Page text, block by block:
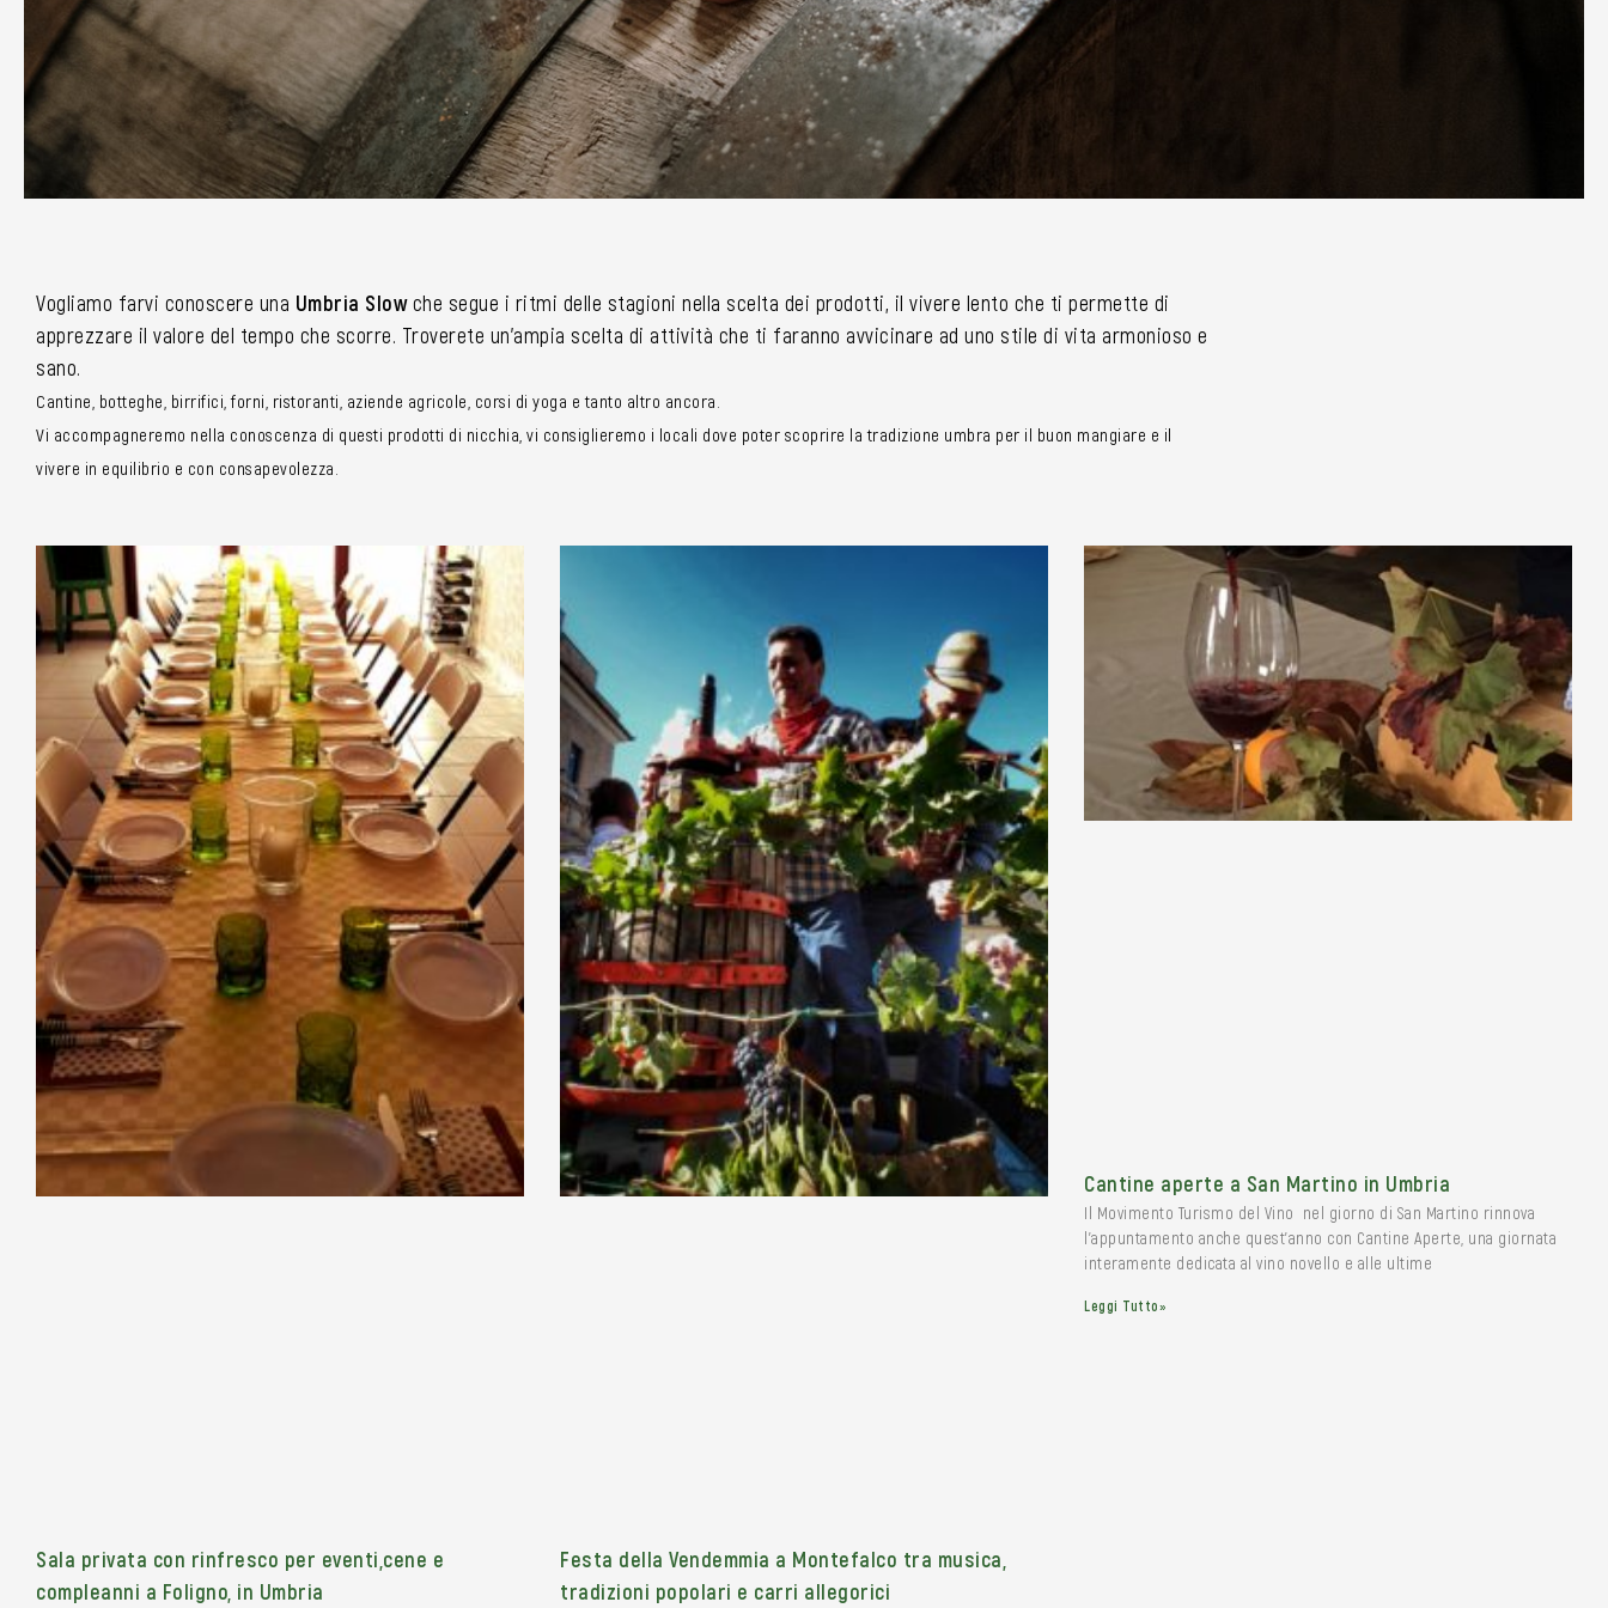
Vogliamo farvi conoscere una Umbria Slowche segue i ritmi delle stagioni nella scelta dei prodotti, il vivere lento che ti permette di
apprezzare il valore del tempo che scorre. Troverete un’ampia scelta di attività che ti faranno avvicinare ad uno stile di vita armonioso e
sano.
Cantine, botteghe, birrifici, forni, ristoranti, aziende agricole, corsi di yoga e tanto altro ancora.
Vi accompagneremo nella conoscenza di questi prodotti di nicchia, vi consiglieremo i locali dove poter scoprire la tradizione umbra per il buon mangiare e il
vivere in equilibrio e con consapevolezza.
Sala privata con rinfresco per eventi,cene e
compleanni a Foligno, in Umbria
Festa della Vendemmia a Montefalco tra musica,
tradizioni popolari e carri allegorici
Cantine aperte a San Martino in Umbria
Il Movimento Turismo del Vino nel giorno di San Martino rinnova
l’appuntamento anche quest’anno con Cantine Aperte, una giornata
interamente dedicata al vino novello e alle ultime
Leggi Tutto»